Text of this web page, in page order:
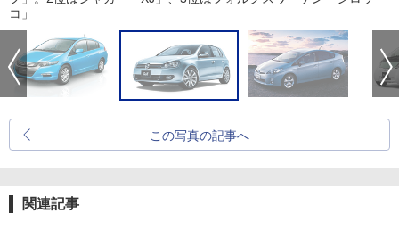
コ」
この写真の記事へ
関連記事